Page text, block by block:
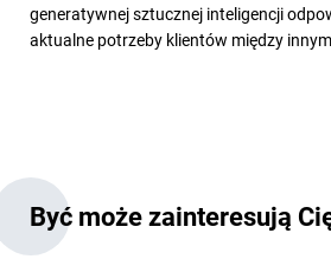
generatywnej sztucznej inteligencji
aktualne potrzeby klientów między
Być może zainteresują